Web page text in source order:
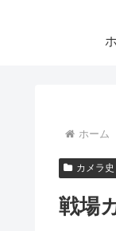
ホーム
カメラ史
戦場